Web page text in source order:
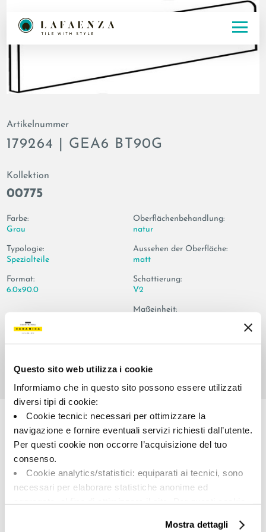
Questo sito web utilizza i cookie
Informiamo che in questo sito possono essere utilizzati
diversi tipi di cookie:
Cookie tecnici: necessari per ottimizzare la
navigazione e fornire eventuali servizi richiesti dall’utente.
Per questi cookie non occorre l’acquisizione del tuo
consenso.
Cookie analytics/statistici: equiparati ai tecnici, sono
necessari per elaborare statistiche anonime ed
Cookie di profilazione/marketing: sono utilizzati, solo
Mostra dettagli
Artikelnummer
179264 | GEA6 BT90G
Kollektion
00775
Farbe:
Grau
Typologie:
Spezialteile
Format:
6.0x90.0
Oberflächenbehandlung:
natur
Aussehen der Oberfläche:
matt
Schattierung:
V2
Maßeinheit:
Share:
A brand of Cooperativa Ceramica d’Imola